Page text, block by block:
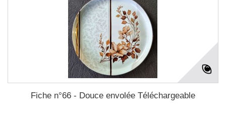
Fiche n°66 - Douce envolée Téléchargeable